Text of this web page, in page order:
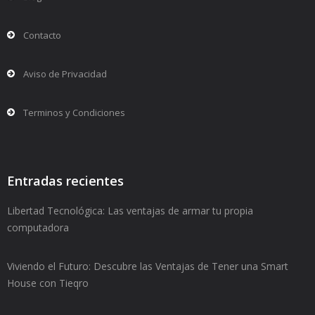
Contacto
Aviso de Privacidad
Terminos y Condiciones
Entradas recientes
Libertad Tecnológica: Las ventajas de armar tu propia
computadora
Viviendo el Futuro: Descubre las Ventajas de Tener una Smart
House con Tieqro